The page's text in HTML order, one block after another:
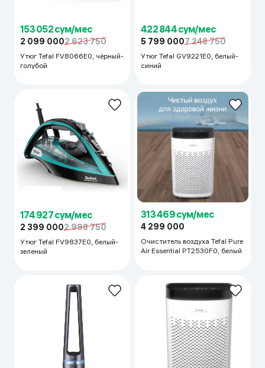
153 052 сум/мес
2 099 0002 623 750
Утюг Tefal FV8066E0, чёрный-
голубой
422 844 сум/мес
5 799 0007 248 750
Утюг Tefal GV9221E0, белый-
синий
174 927 сум/мес
2 399 0002 998 750
Утюг Tefal FV9837E0, белый-
зеленый
313 469 сум/мес
4 299 000
Очиститель воздуха Tefal Pure
Air Essential PT2530F0, белый